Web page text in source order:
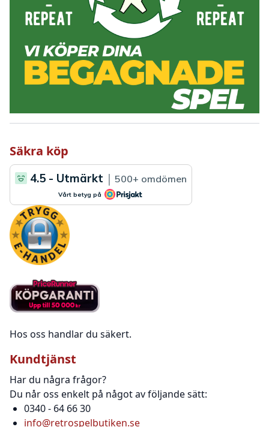
Säkra köp
Hos oss handlar du säkert.
Kundtjänst
Har du några frågor?
Du når oss enkelt på något av följande sätt:
0340 - 64 66 30
info@retrospelbutiken.se